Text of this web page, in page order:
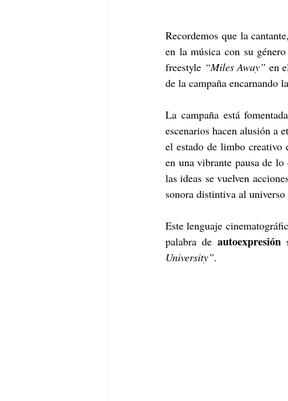
Recordemos que la
en la música con su
freestyle “Miles Away” en
de la campaña encarnando la
La campaña está
escenarios hacen alusión a
el estado de limbo creativo
en una vibrante pausa de lo
las ideas se vuelven
sonora distintiva al
Este lenguaje
palabra de autoexpresión
University”.